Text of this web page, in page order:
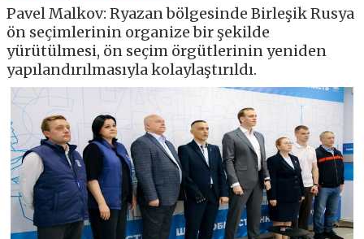
Pavel Malkov: Ryazan bölgesinde Birleşik Rusya
ön seçimlerinin organize bir şekilde
yürütülmesi, ön seçim örgütlerinin yeniden
yapılandırılmasıyla kolaylaştırıldı.